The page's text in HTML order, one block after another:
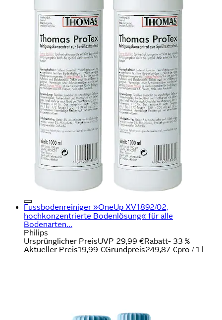
Fussbodenreiniger »OneUp XV1892/02,
hochkonzentrierte Bodenlösung« für alle
Bodenarten...
Philips
Ursprünglicher PreisUVP 29,99 €Rabatt- 33 %
Aktueller Preis19,99 €Grundpreis249,87 €pro / 1 l